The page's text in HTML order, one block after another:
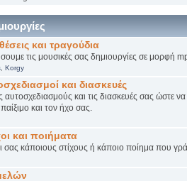
και τραγούδια
τις μουσικές σας δημιουργίες σε μορφή
, Korgy
και διασκευές
και τις διασκευές σας ώστε να
και τον ήχο σας.
και ποιήματα
σας κάποιους στίχους ή κάποιο ποίημα που